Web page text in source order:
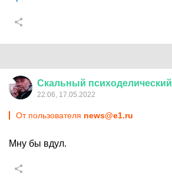
Скальный психоделический
22:06, 17.05.2022
От пользователя news@e1.ru
Мну бы вдул.